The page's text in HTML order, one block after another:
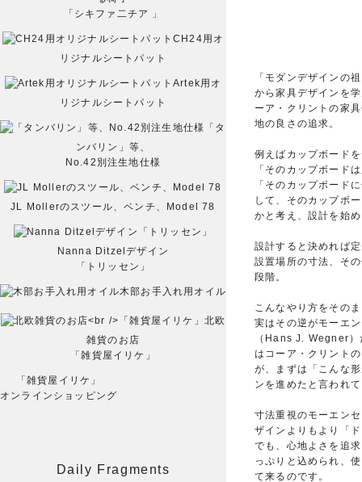
「モダンデザインの
から家具デザインを
ーア・クリントの家
地の良さの追求。
例えばカップボード
「そのカップボード
「そのカップボード
して、そのカップボ
かと考え、設計を始
設計すると決めれば
設置場所の寸法、そ
段階。
こんなやり方をその
実はその逆がモーエ
（Hans J. Wegner
はコーア・クリント
が、まずは「こんな
ンを進めたと言われ
寸法重視のモーエン
ザインよりもより「
でも、心地よさを追
っぷりと込められ、
て来るのです。
「シキファ二チア 」
CH24用オ
リジナルシートパット
Artek用オ
リジナルシートパット
「タ
ンバリン」等、
No.42別注生地仕様
JL Mollerのスツール、ベンチ、Model 78
Nanna Ditzelデザイン
「トリッセン」
木部お手入れ用オイル
北欧
雑貨のお店
「雑貨屋イリケ」
「雑貨屋イリケ」
オンラインショッピング
Daily Fragments